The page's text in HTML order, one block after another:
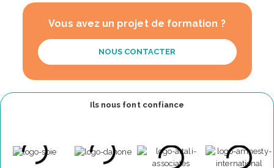
Vous avez un projet de formation ?
NOUS CONTACTER
Ils nous font confiance